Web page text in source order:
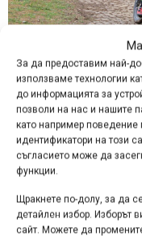
За да предоставим най-
използваме технологии
до информацията за
позволи на нас и нашите
като например поведение
идентификатори на този
съгласието може да
функции.
Щракнете по-долу, за да
детайлен избор. Изборът
сайт. Можете да
Най-добър резултат
израелския
завъртя 6 обиколки
секунди и с огромна
следващия
Ангелов от клуб
Костадинов от КК